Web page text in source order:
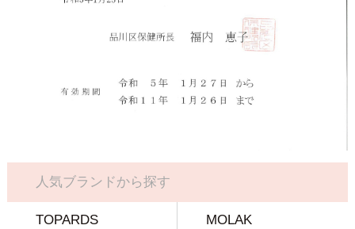
人気ブランドから探す
TOPARDS MOLAK